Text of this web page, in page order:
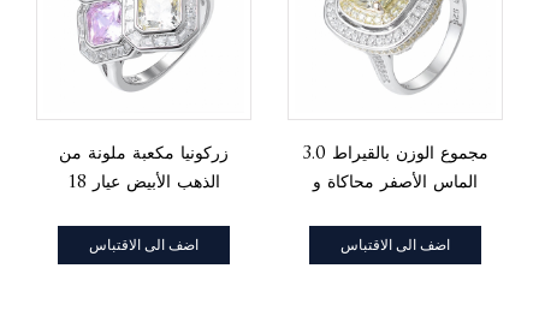
زركونيا مكعبة ملونة من
الذهب الأبيض عيار 18
الفضة الإسترليني بقطع
Asscher
اضف الى الاقتباس
3.0 مجموع الوزن بالقيراط
الماس الأصفر محاكاة و
لهجة
اضف الى الاقتباس